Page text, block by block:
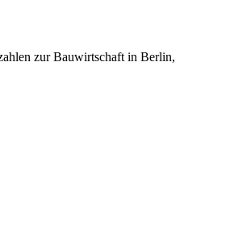
zur Bauwirtschaft in Berlin,